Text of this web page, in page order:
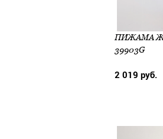
ПИЖАМА
39903G
2 019 руб.